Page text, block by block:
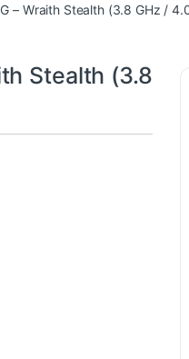
– Wraith Stealth (3.8 GHz /
Stealth (3.8